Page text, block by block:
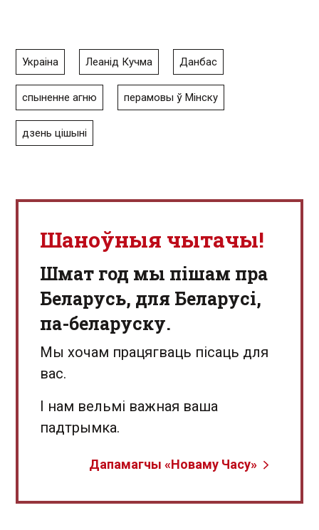
Украіна Леанід Кучма Данбас
спыненне агню перамовы ў Мінску
дзень цішыні
Шаноўныя чытачы!
Шмат год мы пішам пра
Беларусь, для Беларусі,
па-беларуску.
Мы хочам працягваць пісаць для
вас.
І нам вельмі важная ваша
падтрымка.
Дапамагчы «Новаму Часу»